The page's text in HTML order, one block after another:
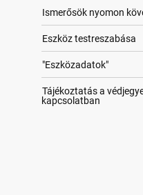
Ismerősök nyomon
Eszköz testreszabása
"Eszközadatok"
Tájékoztatás a
kapcsolatban